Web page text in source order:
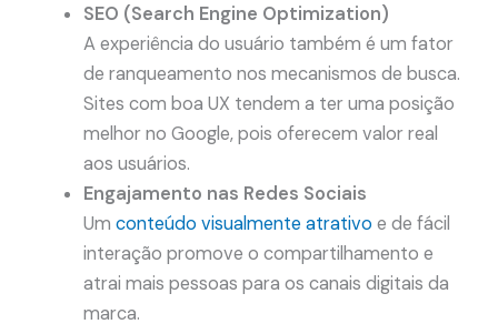
SEO (Search Engine Optimization)
A experiência do usuário também é um fator
de ranqueamento nos mecanismos de busca.
Sites com boa UX tendem a ter uma posição
melhor no Google, pois oferecem valor real
aos usuários.
Engajamento nas Redes Sociais
Um conteúdo visualmente atrativo e de fácil
interação promove o compartilhamento e
atrai mais pessoas para os canais digitais da
marca.